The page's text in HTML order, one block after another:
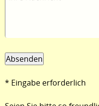
Absenden
* Eingabe erforderlich